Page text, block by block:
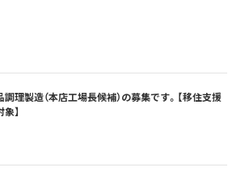
調理製造（本店工場長候補）の募集です。【移住支援
】